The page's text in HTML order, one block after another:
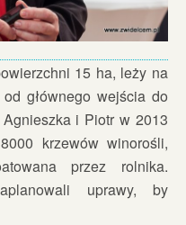
15 ha, leży na
głównego wejścia do
i Piotr w 2013
krzewów winorośli,
przez rolnika.
uprawy, by